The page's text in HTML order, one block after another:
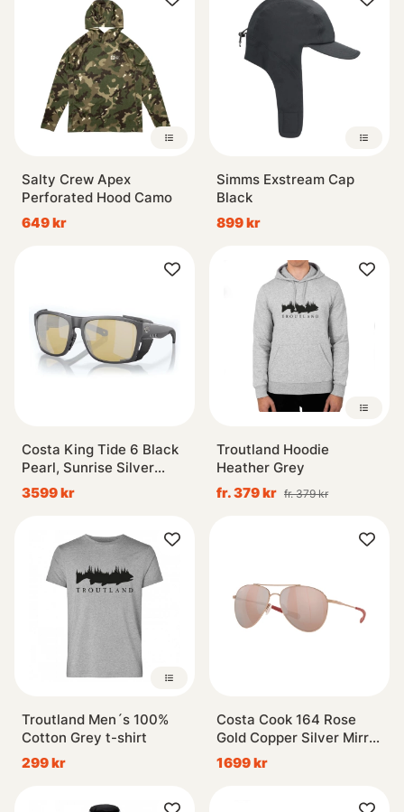
Salty Crew Apex
Perforated Hood Camo
649 kr
Simms Exstream Cap
Black
899 kr
Costa King Tide 6 Black
Pearl, Sunrise Silver
Mirror 580g
3599 kr
Troutland Hoodie
Heather Grey
fr. 379 kr fr. 379 kr
Troutland Men´s 100%
Cotton Grey t-shirt
299 kr
Costa Cook 164 Rose
Gold Copper Silver Mirror
580P
1699 kr